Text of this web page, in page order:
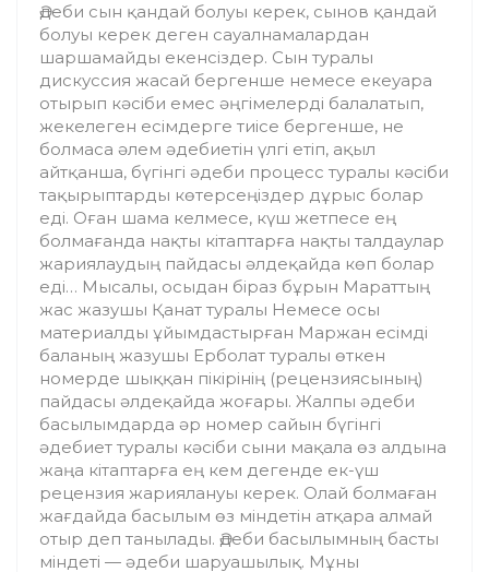
Әдеби сын қандай болуы керек, сынов қандай
болуы керек деген сауалнамалардан
шаршамайды екенсіздер. Сын туралы
дискуссия жасай бергенше немесе екеуара
отырып кәсіби емес әңгімелерді балалатып,
жекелеген есімдерге тиісе бергенше, не
болмаса әлем әдебиетін үлгі етіп, ақыл
айтқанша, бүгінгі әдеби процесс туралы кәсіби
тақырыптарды көтерсеңіздер дұрыс болар
еді. Оған шама келмесе, күш жетпесе ең
болмағанда нақты кітаптарға нақты талдаулар
жариялаудың пайдасы әлдеқайда көп болар
еді… Мысалы, осыдан біраз бұрын Мараттың
жас жазушы Қанат туралы Немесе осы
материалды ұйымдастырған Маржан есімді
баланың жазушы Ерболат туралы өткен
номерде шыққан пікірінің (рецензиясының)
пайдасы әлдеқайда жоғары. Жалпы әдеби
басылымдарда әр номер сайын бүгінгі
әдебиет туралы кәсіби сыни мақала өз алдына
жаңа кітаптарға ең кем дегенде ек-үш
рецензия жариялануы керек. Олай болмаған
жағдайда басылым өз міндетін атқара алмай
отыр деп танылады. Әдеби басылымның басты
міндеті — әдеби шаруашылық. Мұны